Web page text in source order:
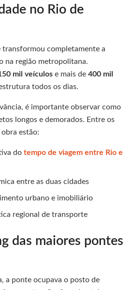
no Rio de
completamente a
na região metropolitana.
mil veículos e mais de 400 mil
todos os dias.
é importante observar como
longos e demorados. Entre os
estão:
dotempo de viagem entre Rio e
entre as duas cidades
urbano e imobiliário
regional de transporte
das maiores pontes
a ponte ocupava o posto de